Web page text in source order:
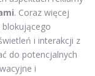
. Coraz więcej
i interakcji z
do potencjalnych
i